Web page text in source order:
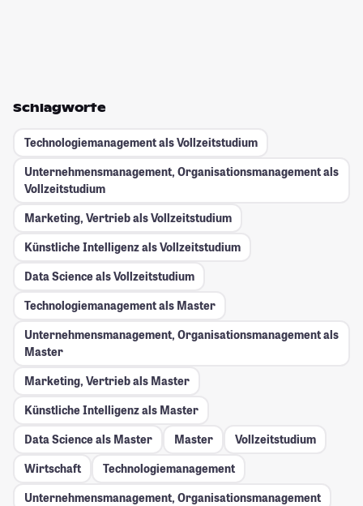
Schlagworte
Technologiemanagement als Vollzeitstudium
Unternehmensmanagement, Organisationsmanagement als
Vollzeitstudium
Marketing, Vertrieb als Vollzeitstudium
Künstliche Intelligenz als Vollzeitstudium
Data Science als Vollzeitstudium
Technologiemanagement als Master
Unternehmensmanagement, Organisationsmanagement als
Master
Marketing, Vertrieb als Master
Künstliche Intelligenz als Master
Data Science als Master
Master
Vollzeitstudium
Wirtschaft
Technologiemanagement
Unternehmensmanagement, Organisationsmanagement